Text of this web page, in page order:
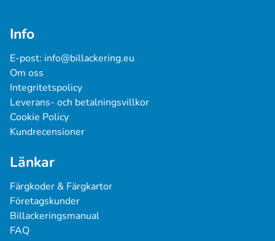
Info
E-post: info@billackering.eu
Om oss
Integritetspolicy
Leverans- och betalningsvillkor
Cookie Policy
Kundrecensioner
Länkar
Färgkoder & Färgkartor
Företagskunder
Billackeringsmanual
FAQ